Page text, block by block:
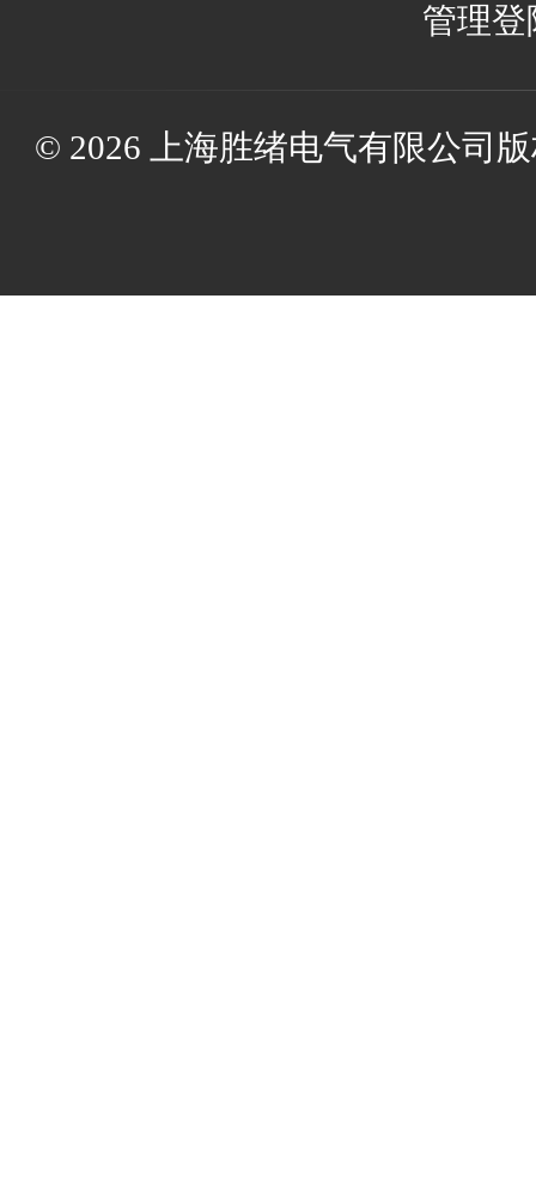
管理登
© 2026 上海胜绪电气有限公司